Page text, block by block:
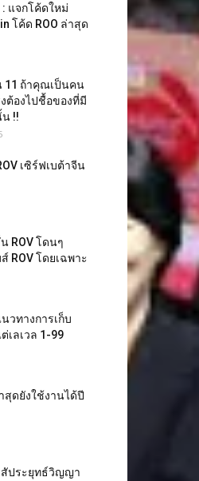
: แจกโค้ดใหม่
โค้ด ROO ล่าสุด
11 ถ้าคุณเป็นคน
ต้องไปชื้อของที่มี
!!
เซิร์ฟเบต้าจีน
ROV โดนๆ
ROV โดยเฉพาะ
วทางการเก็บ
ต่เลเวล 1-99
สุดยังใช้งานได้ปี
สัประยุทธ์วิญญา